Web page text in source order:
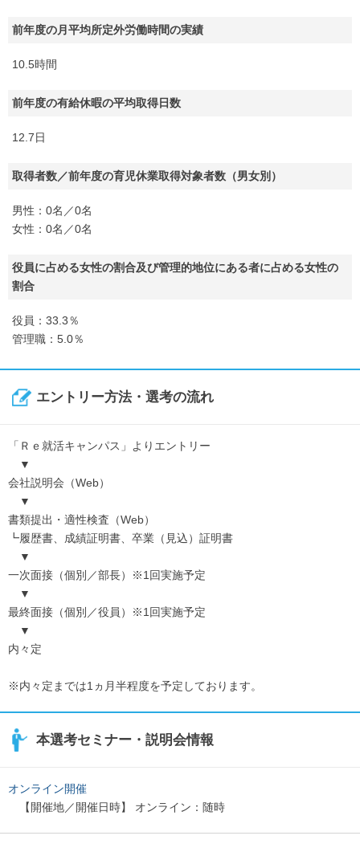
前年度の月平均所定外労働時間の実績
10.5時間
前年度の有給休暇の平均取得日数
12.7日
取得者数／前年度の育児休業取得対象者数（男女別）
男性：0名／0名
女性：0名／0名
役員に占める女性の割合及び管理的地位にある者に占める女性の
割合
役員：33.3％
管理職：5.0％
エントリー方法・選考の流れ
「Ｒｅ就活キャンパス」よりエントリー
▼
会社説明会（Web）
▼
書類提出・適性検査（Web）
┗履歴書、成績証明書、卒業（見込）証明書
▼
一次面接（個別／部長）※1回実施予定
▼
最終面接（個別／役員）※1回実施予定
▼
内々定
※内々定までは1ヵ月半程度を予定しております。
本選考セミナー・説明会情報
オンライン開催
【開催地／開催日時】 オンライン：随時